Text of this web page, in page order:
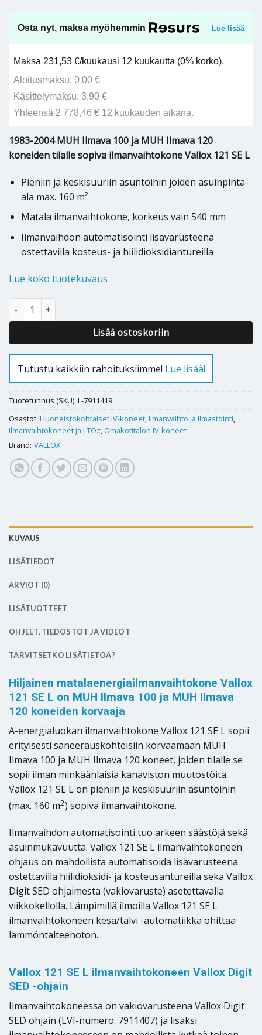
Osta nyt, maksa myöhemmin Lue lisää
Maksa 231,53 €/kuukausi 12 kuukautta (0% korko).
Aloitusmaksu: 0,00 €
Käsittelymaksu: 3,90 €
Yhteensä 2 778,46 € 12 kuukauden aikana.
1983-2004 MUH Ilmava 100 ja MUH Ilmava 120
koneiden tilalle sopiva ilmanvaihtokone Vallox 121 SE L
Pieniin ja keskisuuriin asuntoihin joiden asuinpinta-
ala max. 160 m²
Matala ilmanvaihtokone, korkeus vain 540 mm
Ilmanvaihdon automatisointi lisävarusteena
ostettavilla kosteus- ja hiilidioksidiantureilla
Lue koko tuotekuvaus
Ilmanvaihtokone Vallox 121 SE L määrä
Lisää ostoskoriin
Tutustu kaikkiin rahoituksiimme! Lue lisää!
Tuotetunnus (SKU): L-7911419
Osastot: Huoneistokohtaiset IV-koneet,Ilmanvaihto ja ilmastointi,
Ilmanvaihtokoneet ja LTO:t, Omakotitalon IV-koneet
Brand: VALLOX
KUVAUS
LISÄTIEDOT
ARVIOT (0)
LISÄTUOTTEET
OHJEET, TIEDOSTOT JA VIDEOT
TARVITSETKO LISÄTIETOA?
Hiljainen matalaenergiailmanvaihtokone Vallox
121 SE L on MUH Ilmava 100 ja MUH Ilmava
120 koneiden korvaaja
A-energialuokan ilmanvaihtokone Vallox 121 SE L sopii
erityisesti saneerauskohteisiin korvaamaan MUH
Ilmava 100 ja MUH Ilmava 120 koneet, joiden tilalle se
sopii ilman minkäänlaisia kanaviston muutostöitä.
Vallox 121 SE L on pieniin ja keskisuuriin asuntoihin
(max. 160 m2) sopiva ilmanvaihtokone.
Ilmanvaihdon automatisointi tuo arkeen säästöjä sekä
asuinmukavuutta. Vallox 121 SE L ilmanvaihtokoneen
ohjaus on mahdollista automatisoida lisävarusteena
ostettavilla hiilidioksidi- ja kosteusantureilla sekä Vallox
Digit SED ohjaimesta (vakiovaruste) asetettavalla
viikkokellolla. Lämpimillä ilmoilla Vallox 121 SE L
ilmanvaihtokoneen kesä/talvi -automatiikka ohittaa
lämmöntalteenoton.
Vallox 121 SE L ilmanvaihtokoneen Vallox Digit
SED -ohjain
Ilmanvaihtokoneessa on vakiovarusteena Vallox Digit
SED ohjain (LVI-numero: 7911407) ja lisäksi